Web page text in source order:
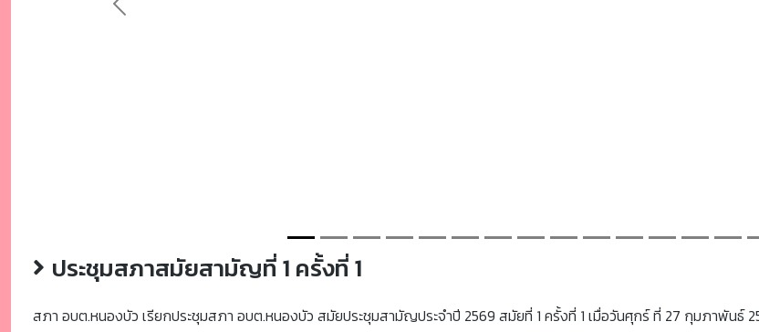
Previous
ประชุมสภาสมัยสามัญที่ 1 ครั้งที่ 1
สภา อบต.หนองบัว เรียกประชุมสภา อบต.หนองบัว สมัยประชุมสามัญประจำปี 2569 สมัยที่ 1 ครั้งที่ 1 เมื่อวันศุกร์ ที่ 27 กุมภาพันธ์